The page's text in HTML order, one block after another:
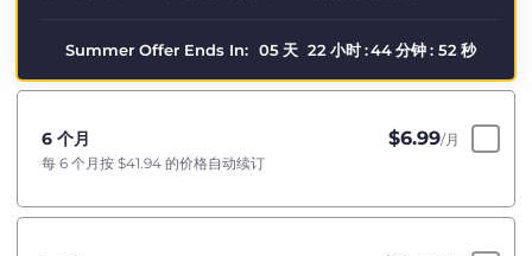
Summer Offer Ends In: 05 天 22 小时:44分钟: 52 秒
6 个月 $6.99/月
每 6 个月按 $41.94 的价格自动续订